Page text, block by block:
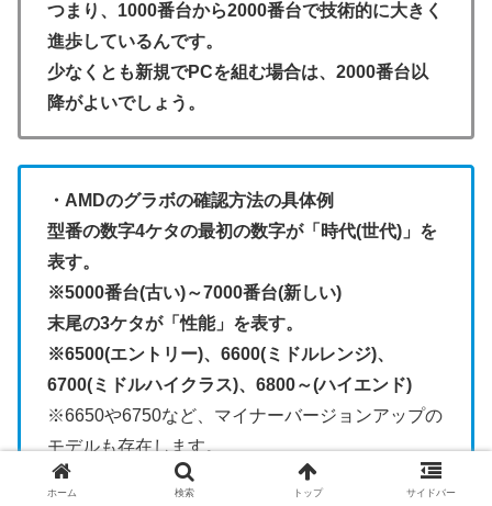
つまり、1000番台から2000番台で技術的に大きく
進歩しているんです。
少なくとも新規でPCを組む場合は、2000番台以
降がよいでしょう。
・AMDのグラボの確認方法の具体例
型番の数字4ケタの最初の数字が「時代(世代)」を
表す。
※5000番台(古い)～7000番台(新しい)
末尾の3ケタが「性能」を表す。
※6500(エントリー)、6600(ミドルレンジ)、
6700(ミドルハイクラス)、6800～(ハイエンド)
※6650や6750など、マイナーバージョンアップの
モデルも存在します。
末尾に「XT」が付くのはハイパフォーマンスモデ
ホーム 検索 トップ サイドバー